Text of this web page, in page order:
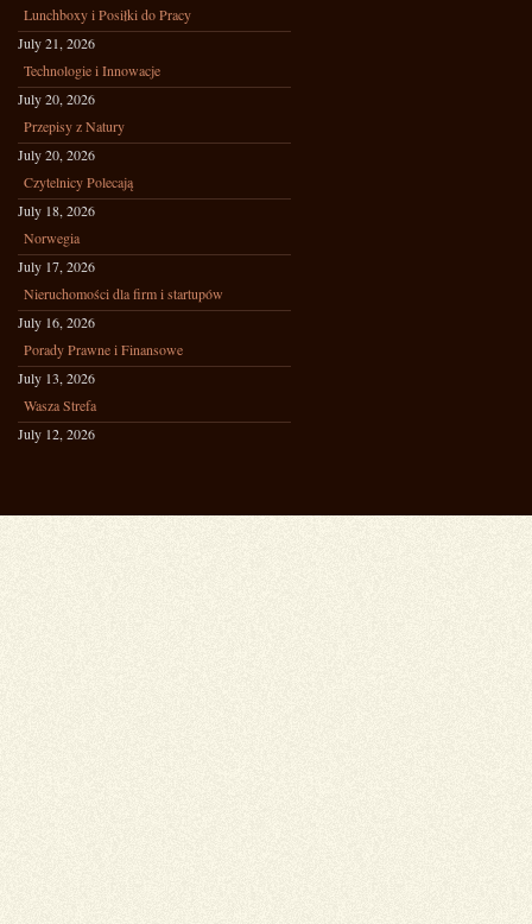
Lunchboxy i Posiłki do Pracy
July 21, 2026
Technologie i Innowacje
July 20, 2026
Przepisy z Natury
July 20, 2026
Czytelnicy Polecają
July 18, 2026
Norwegia
July 17, 2026
Nieruchomości dla firm i startupów
July 16, 2026
Porady Prawne i Finansowe
July 13, 2026
Wasza Strefa
July 12, 2026